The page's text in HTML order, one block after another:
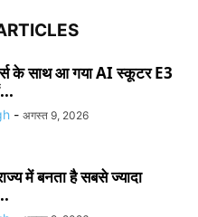
के साथ आ गया AI स्कूटर E3
- अगस्त 9, 2026
में बनता है सबसे ज्यादा